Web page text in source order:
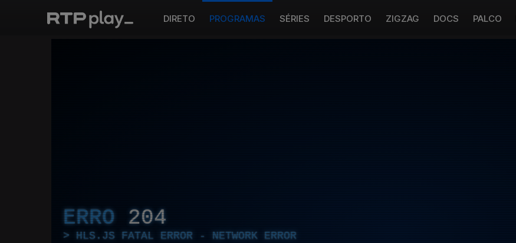
DIRETO PROGRAMAS SÉRIES DESPORTO ZIGZAG DOCS PALCO
ERRO 204
HLS.JS FATAL ERROR - NETWORK ERROR